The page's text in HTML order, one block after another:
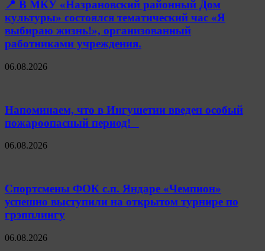
📍 В МКУ «Назрановский районный Дом
культуры» состоялся тематический час «Я
выбираю жизнь!», организованный
работниками учреждения.
06.08.2026
Напоминаем, что в Ингушетии введен особый
пожароопасный период!⁣⁣⠀
06.08.2026
Спортсмены ФОК с.п. Яндаре «Чемпион»
успешно выступили на открытом турнире по
грэпплингу
06.08.2026